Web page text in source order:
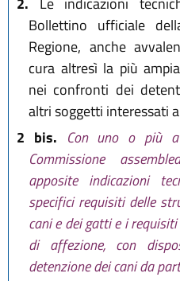
Bollettino ufficiale
Regione, anche
cura altresì la più
nei confronti dei
altri soggetti interessati
2 bis. Con uno o più
Commissione
apposite indicazioni
specifici requisiti delle
cani e dei gatti e i
di affezione, con
detenzione dei cani da